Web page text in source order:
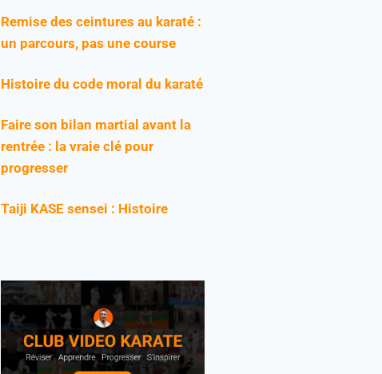
Remise des ceintures au karaté :
un parcours, pas une course
Histoire du code moral du karaté
Faire son bilan martial avant la
rentrée : la vraie clé pour
progresser
Taiji KASE sensei : Histoire